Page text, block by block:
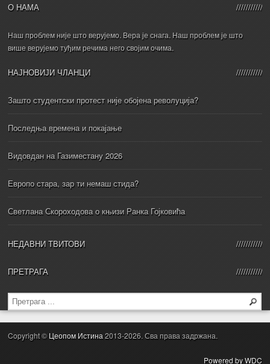
О НАМА
Наш проблем није што верујемо. Вера је снага. Наш проблем је што
више верујемо туђим речима него својим очима.
НАЈНОВИЈИ ЧЛАНЦИ
Зашто студентски протест није обојена револуција?
Последња времена и покајање
Видовдан на Газиместану 2026
Европо стара, зар ти немаш стида?
Светлана Скороходова о књизи Ранка Гојковића
НЕДАВНИ ТВИТОВИ
ПРЕТРАГА
Copyright © Цеопом Истина2013-2026. Сва права задржана.
Powered by WDC